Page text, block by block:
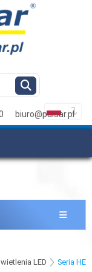
biuro@pulsar.pl
LED Seria HEP